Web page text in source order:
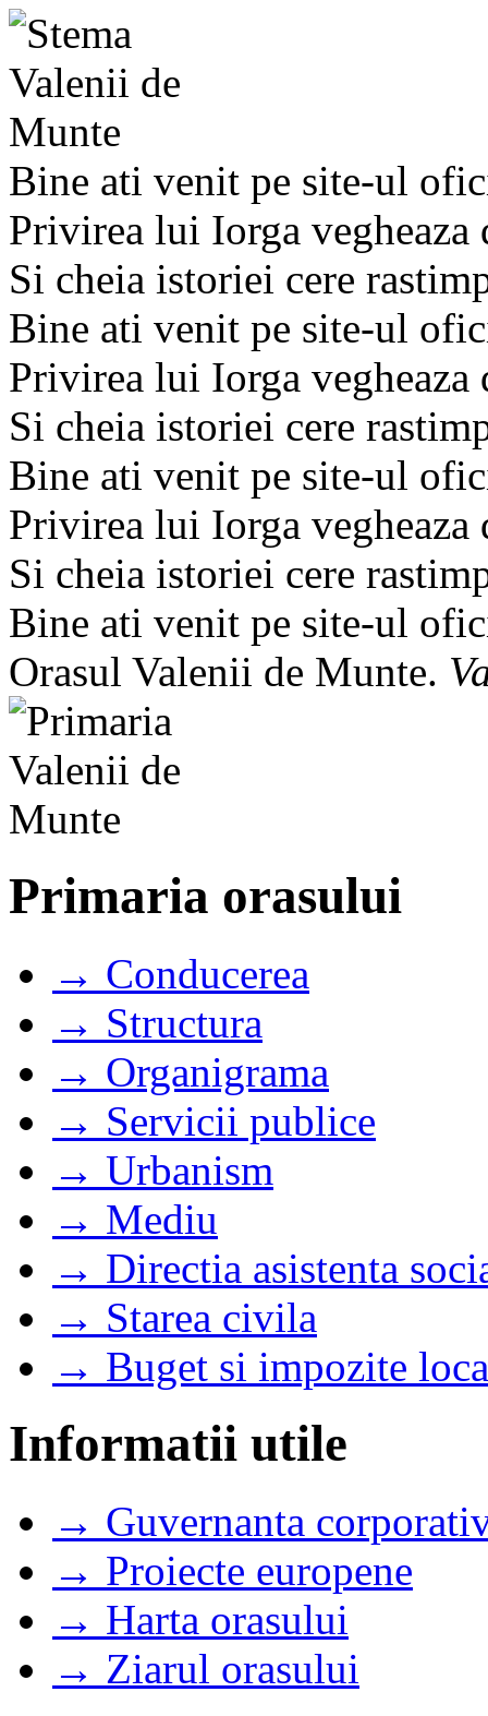
Bine ati venit pe site-ul
Privirea lui Iorga
Si cheia istoriei cere
Bine ati venit pe site-ul
Privirea lui Iorga
Si cheia istoriei cere
Bine ati venit pe site-ul
Privirea lui Iorga
Si cheia istoriei cere
Bine ati venit pe site-ul
Orasul Valenii de Munte.
Primaria orasului
→ Conducerea
→ Structura
→ Organigrama
→ Servicii publice
→ Urbanism
→ Mediu
→ Directia asistenta
→ Starea civila
→ Buget si impozite
Informatii utile
→ Guvernanta
→ Proiecte europene
→ Harta orasului
→ Ziarul orasului